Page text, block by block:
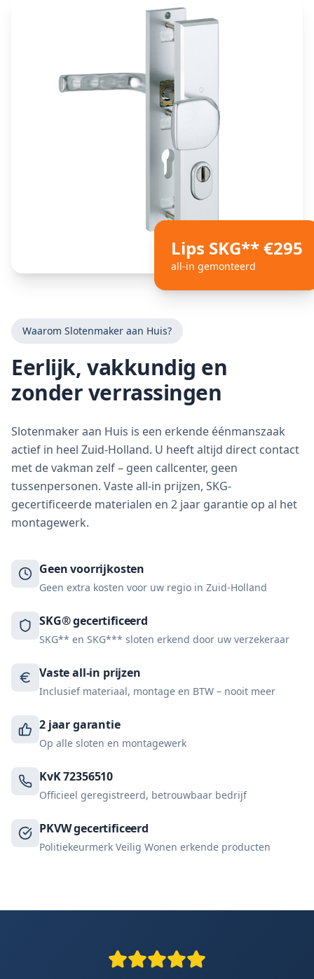
Lips SKG** €295
all-in gemonteerd
Waarom Slotenmaker aan Huis?
Eerlijk, vakkundig en
zonder verrassingen
Slotenmaker aan Huis is een erkende éénmanszaak
actief in heel Zuid-Holland. U heeft altijd direct contact
met de vakman zelf – geen callcenter, geen
tussenpersonen. Vaste all-in prijzen, SKG-
gecertificeerde materialen en 2 jaar garantie op al het
montagewerk.
Geen voorrijkosten
Geen extra kosten voor uw regio in Zuid-Holland
SKG® gecertificeerd
SKG** en SKG*** sloten erkend door uw verzekeraar
Vaste all-in prijzen
Inclusief materiaal, montage en BTW – nooit meer
2 jaar garantie
Op alle sloten en montagewerk
KvK 72356510
Officieel geregistreerd, betrouwbaar bedrijf
PKVW gecertificeerd
Politiekeurmerk Veilig Wonen erkende producten